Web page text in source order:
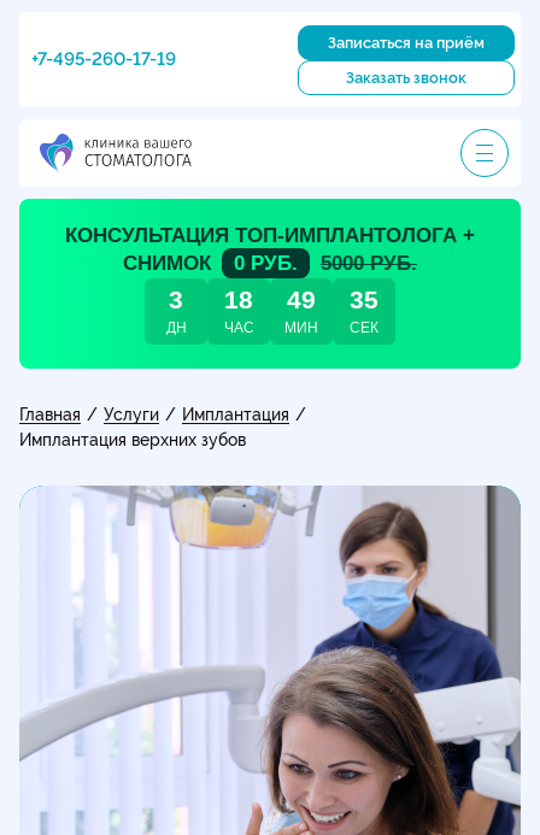
+7-495-260-17-19
Записаться на приём
Заказать звонок
КОНСУЛЬТАЦИЯ ТОП-ИМПЛАНТОЛОГА +
СНИМОК
0 РУБ. 5000 РУБ.
3
ДН
18
ЧАС
49
МИН
34
СЕК
Главная / Услуги / Имплантация /
Имплантация верхних зубов